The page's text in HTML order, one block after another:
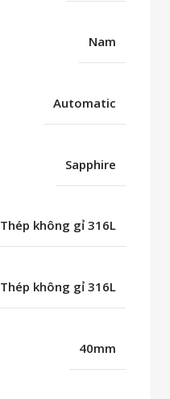
Nam
Automatic
Sapphire
Thép không gỉ 316L
Thép không gỉ 316L
40mm